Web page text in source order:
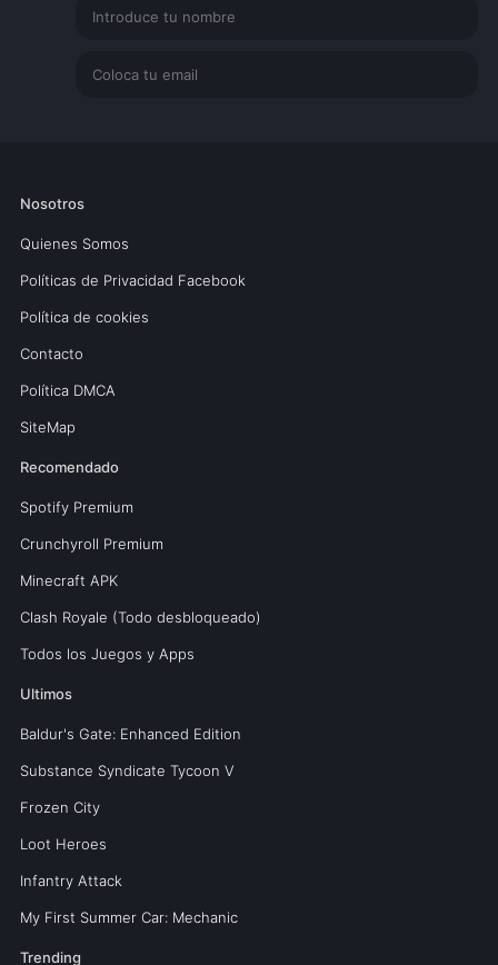
Nosotros
Quienes Somos
Políticas de Privacidad Facebook
Política de cookies
Contacto
Política DMCA
SiteMap
Recomendado
Spotify Premium
Crunchyroll Premium
Minecraft APK
Clash Royale (Todo desbloqueado)
Todos los Juegos y Apps
Ultimos
Baldur's Gate: Enhanced Edition
Substance Syndicate Tycoon V
Frozen City
Loot Heroes
Infantry Attack
My First Summer Car: Mechanic
Trending